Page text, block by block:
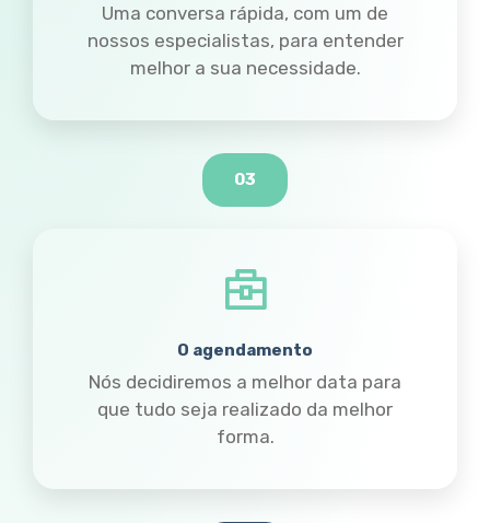
Uma conversa rápida, com um de
nossos especialistas, para entender
melhor a sua necessidade.
03
O agendamento
Nós decidiremos a melhor data para
que tudo seja realizado da melhor
forma.